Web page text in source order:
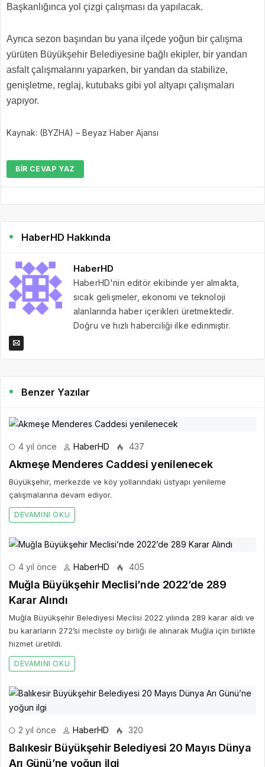
Başkanlığınca yol çizgi çalışması da yapılacak.
Ayrıca sezon başından bu yana ilçede yoğun bir çalışma
yürüten Büyükşehir Belediyesine bağlı ekipler, bir yandan
asfalt çalışmalarını yaparken, bir yandan da stabilize,
genişletme, reglaj, kutubaks gibi yol altyapı çalışmaları
yapıyor.
Kaynak: (BYZHA) – Beyaz Haber Ajansı
BIR CEVAP YAZ
HaberHD Hakkında
HaberHD
HaberHD'nin editör ekibinde yer almakta,
sıcak gelişmeler, ekonomi ve teknoloji
alanlarında haber içerikleri üretmektedir.
Doğru ve hızlı haberciliği ilke edinmiştir.
Benzer Yazılar
4 yıl önce HaberHD 437
Akmeşe Menderes Caddesi yenilenecek
Büyükşehir, merkezde ve köy yollarındaki üstyapı yenileme
çalışmalarına devam ediyor.
DEVAMINI OKU
4 yıl önce HaberHD 405
Muğla Büyükşehir Meclisi’nde 2022’de 289
Karar Alındı
Muğla Büyükşehir Belediyesi Meclisi 2022 yılında 289 karar aldı ve
bu kararların 272’si mecliste oy birliği ile alınarak Muğla için birlikte
hizmet üretildi.
DEVAMINI OKU
2 yıl önce HaberHD 320
Balıkesir Büyükşehir Belediyesi 20 Mayıs Dünya
Arı Günü’ne yoğun ilgi